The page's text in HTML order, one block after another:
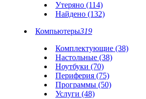
Утеряно (114)
Найдено (132)
Компьютеры319
Комплектующие (38)
Настольные (38)
Ноутбуки (70)
Периферия (75)
Программы (50)
Услуги (48)